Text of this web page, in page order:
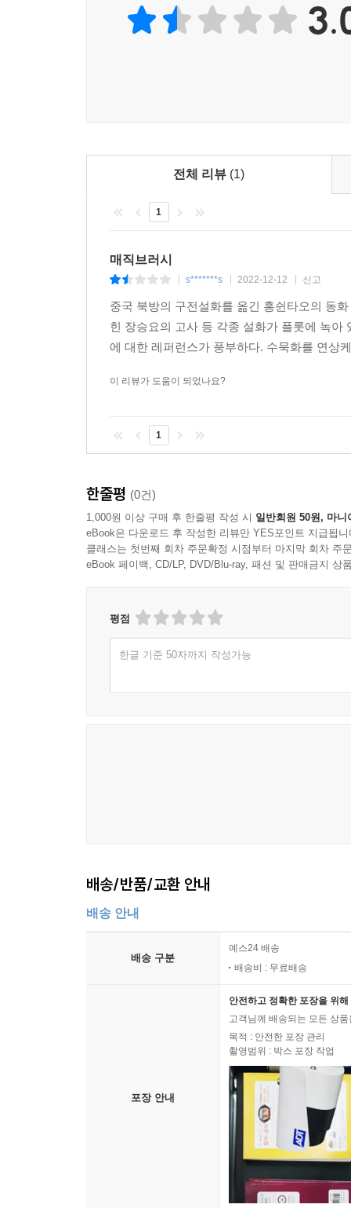
전체 리뷰 (1)
1
매직브러시
s*******s 2022-12-12 신고
중국 북방의 구전설화를 옮긴 홍쉰타오의 동
힌 장승요의 고사 등 각종 설화가 플롯에 녹
에 대한 레퍼런스가 풍부하다. 수묵화를 연상
이 리뷰가 도움이 되었나요?
1
한줄평 (0건)
1,000원 이상 구매 후 한줄평 작성 시 일반회원 50원, 마니
eBook은 다운로드 후 작성한 리뷰만 YES포인트 지급됩니
클래스는 첫번째 회차 주문확정 시점부터 마지막 회차 주
eBook 페이백, CD/LP, DVD/Blu-ray, 패션 및 판매금지 상
평점
한글 기준 50자까지 작성가능
배송/반품/교환 안내
배송 안내
배송 구분
예스24 배송
배송비 : 무료배송
포장 안내
안전하고 정확한 포장을 위
고객님께 배송되는 모든 상
목적 : 안전한 포장 관리
촬영범위 : 박스 포장 작업